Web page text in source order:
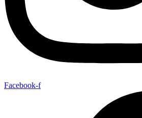
Facebook-f